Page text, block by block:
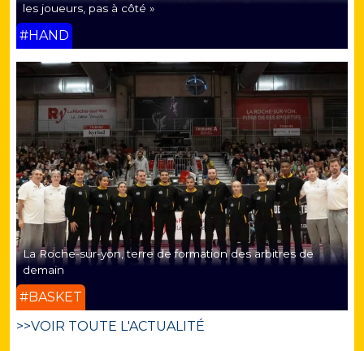
les joueurs, pas à côté »
#HAND
La Roche-sur-yon, terre de formation des arbitres de
demain
#BASKET
>>VOIR TOUTE L'ACTUALITÉ